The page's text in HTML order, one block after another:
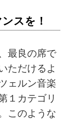
スを！
最良の席で
ただけるよ
ェルン音楽
１カテゴリ
このような